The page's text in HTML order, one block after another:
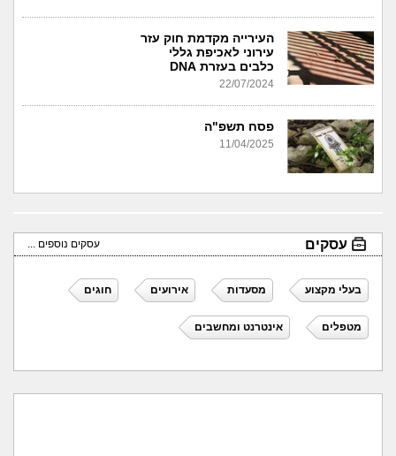
העירייה מקדמת חוק עזר
עירוני לאכיפת גללי
כלבים בעזרת DNA
22/07/2024
פסח תשפ"ה
11/04/2025
עסקים עסקים נוספים ...
בעלי מקצוע מסעדות אירועים חוגים
מטפלים אינטרנט ומחשבים